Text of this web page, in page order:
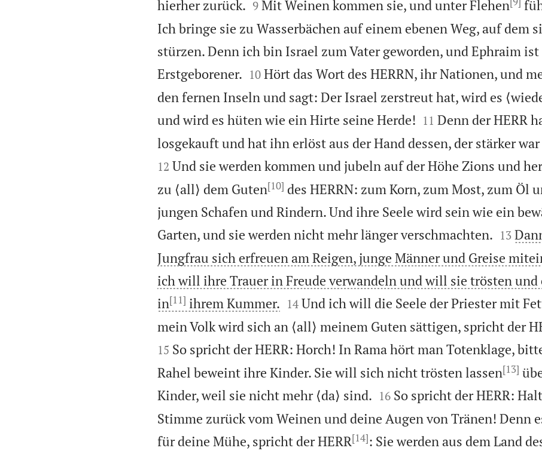
hierher zurück.
9 Mit Weinen kommen sie, und unter Flehen
Ich bringe sie zu Wasserbächen auf einem ebenen Weg, auf dem
stürzen. Denn ich bin Israel zum Vater geworden, und Ephraim
Erstgeborener.
10 Hört das Wort des HERRN, ihr Nationen, und
den fernen Inseln und sagt: Der Israel zerstreut hat, wird es
und wird es hüten wie ein Hirte seine Herde!
11 Denn der HERR
losgekauft und hat ihn erlöst aus der Hand dessen, der stärker war
12 Und sie werden kommen und jubeln auf der Höhe Zions und
zu ⟨all⟩ dem Guten[10] des HERRN: zum Korn, zum Most, zum Öl
jungen Schafen und Rindern. Und ihre Seele wird sein wie ein
Garten, und sie werden nicht mehr länger verschmachten.
13
Jungfrau sich erfreuen am Reigen, junge Männer und Greise
ich will ihre Trauer in Freude verwandeln und will sie trösten und
in[11] ihrem Kummer.
14 Und ich will die Seele der Priester mit
mein Volk wird sich an ⟨all⟩ meinem Guten sättigen, spricht der
15 So spricht der HERR: Horch! In Rama hört man Totenklage,
Rahel beweint ihre Kinder. Sie will sich nicht trösten lassen[13]
Kinder, weil sie nicht mehr ⟨da⟩ sind.
16 So spricht der HERR:
Stimme zurück vom Weinen und deine Augen von Tränen! Denn
für deine Mühe, spricht der HERR[14]: Sie werden aus dem Land